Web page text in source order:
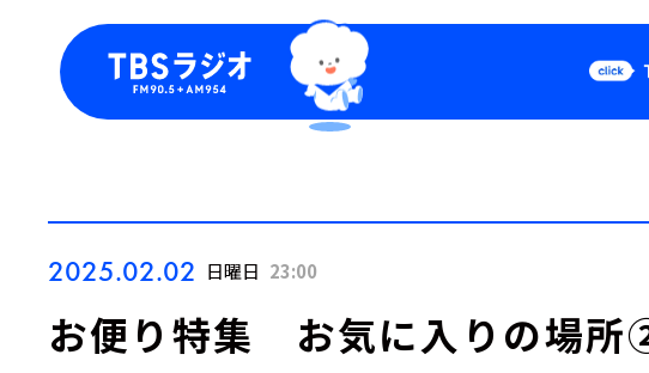
Podcast
2025.02.02 日曜日 23:00
お便り特集 お気に入りの場